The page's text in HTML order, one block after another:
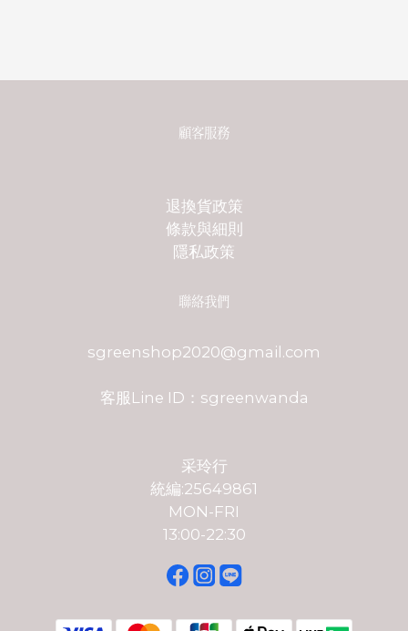
顧客服務
退換貨政策
條款與細則
隱私政策
聯絡我們
sgreenshop2020@gmail.com
客服Line ID：sgreenwanda
采玲行
統編:25649861
MON-FRI
13:00-22:30